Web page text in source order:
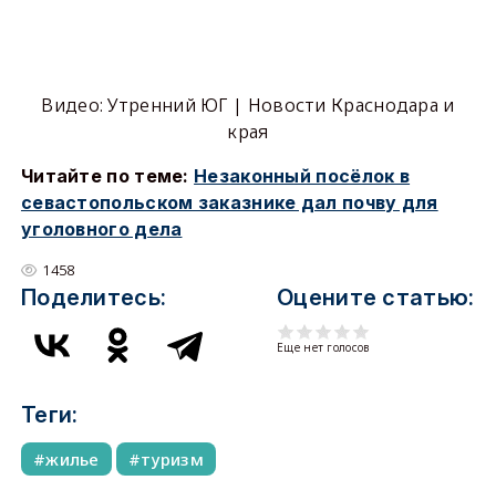
Видео: Утренний ЮГ | Новости Краснодара и
края
Читайте по теме: Незаконный посёлок в
севастопольском заказнике дал почву для
уголовного дела
1458
Поделитесь: Оцените статью:
Еще нет голосов
Теги:
жилье туризм